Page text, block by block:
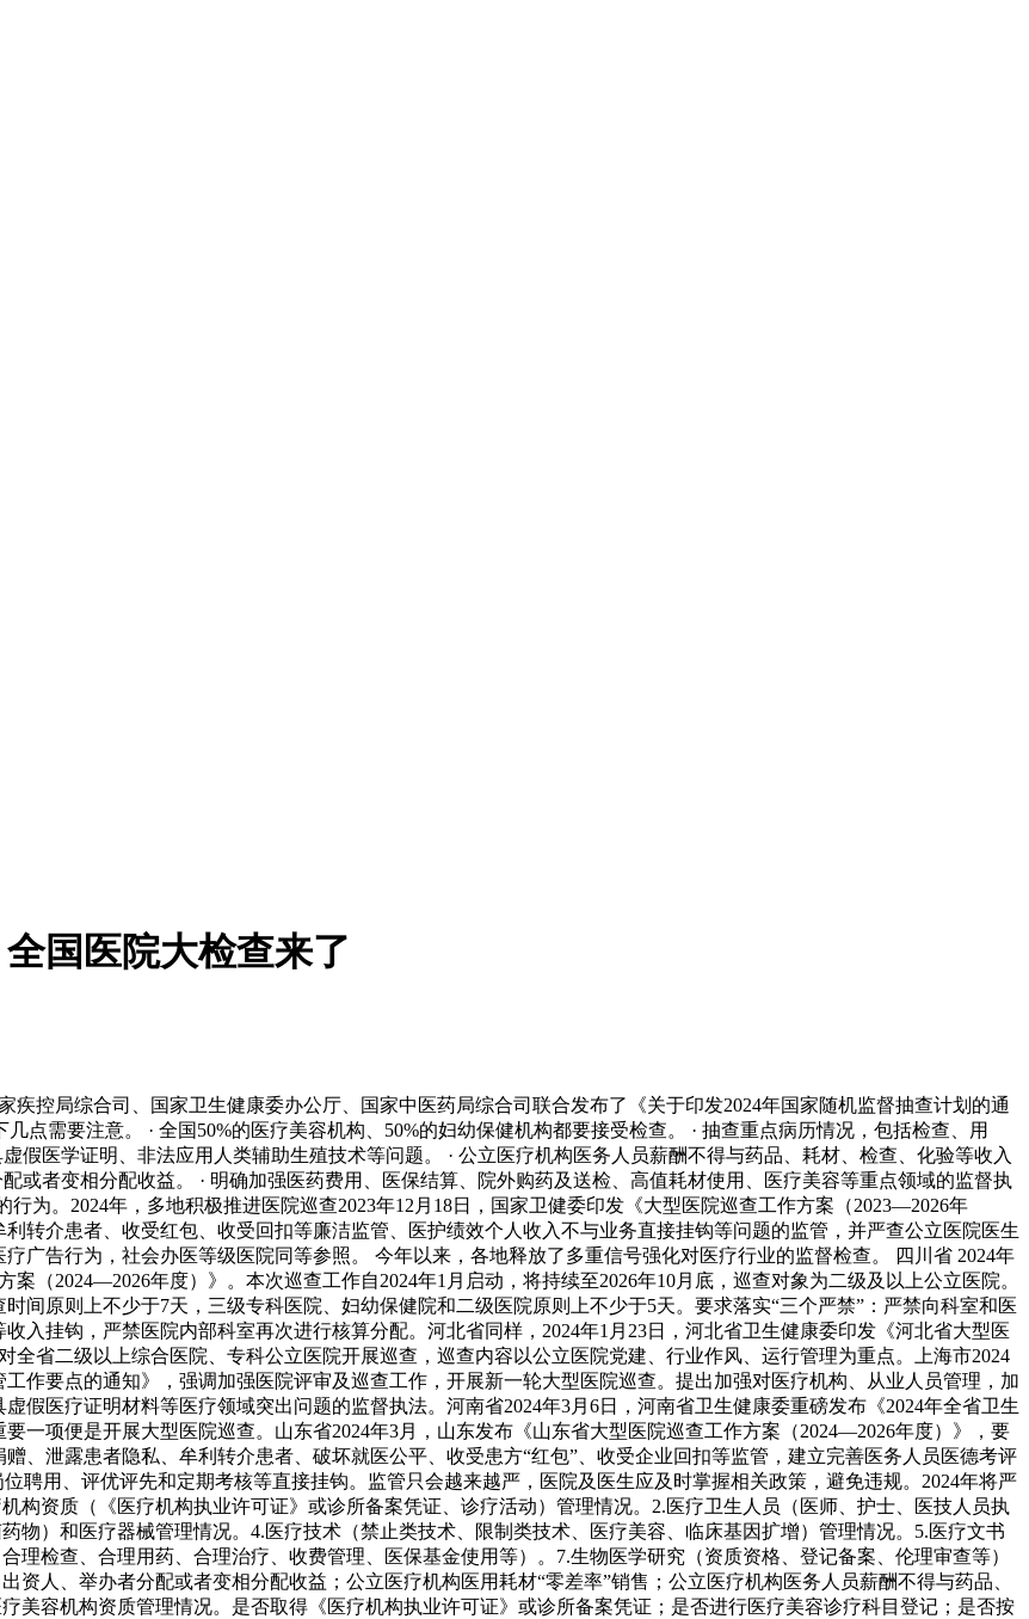
国医院大检查来了
疾控局综合司、国家卫生健康委办公厅、国家中医药局综合司联合发布了《关于印发2024年国家随机监督抽查计划的通
点需要注意。 · 全国50%的医疗美容机构、50%的妇幼保健机构都要接受检查。 · 抽查重点病历情况，包括检查、用
假医学证明、非法应用人类辅助生殖技术等问题。 · 公立医疗机构医务人员薪酬不得与药品、耗材、检查、化验等收入
或者变相分配收益。 · 明确加强医药费用、医保结算、院外购药及送检、高值耗材使用、医疗美容等重点领域的监督执
行为。2024年，多地积极推进医院巡查2023年12月18日，国家卫健委印发《大型医院巡查工作方案（2023—2026年
转介患者、收受红包、收受回扣等廉洁监管、医护绩效个人收入不与业务直接挂钩等问题的监管，并严查公立医院医生
广告行为，社会办医等级医院同等参照。 今年以来，各地释放了多重信号强化对医疗行业的监督检查。 四川省 2024年
（2024—2026年度）》。本次巡查工作自2024年1月启动，将持续至2026年10月底，巡查对象为二级及以上公立医院。
间原则上不少于7天，三级专科医院、妇幼保健院和二级医院原则上不少于5天。要求落实“三个严禁”：严禁向科室和医
入挂钩，严禁医院内部科室再次进行核算分配。河北省同样，2024年1月23日，河北省卫生健康委印发《河北省大型医
省二级以上综合医院、专科公立医院开展巡查，巡查内容以公立医院党建、行业作风、运行管理为重点。上海市2024
作要点的通知》，强调加强医院评审及巡查工作，开展新一轮大型医院巡查。提出加强对医疗机构、从业人员管理，加
假医疗证明材料等医疗领域突出问题的监督执法。河南省2024年3月6日，河南省卫生健康委重磅发布《2024年全省卫生
一项便是开展大型医院巡查。山东省2024年3月，山东发布《山东省大型医院巡查工作方案（2024—2026年度）》，要
、泄露患者隐私、牟利转介患者、破坏就医公平、收受患方“红包”、收受企业回扣等监管，建立完善医务人员医德考评
聘用、评优评先和定期考核等直接挂钩。监管只会越来越严，医院及医生应及时掌握相关政策，避免违规。2024年将严
构资质（《医疗机构执业许可证》或诊所备案凭证、诊疗活动）管理情况。2.医疗卫生人员（医师、护士、医技人员执
物）和医疗器械管理情况。4.医疗技术（禁止类技术、限制类技术、医疗美容、临床基因扩增）管理情况。5.医疗文书
理检查、合理用药、合理治疗、收费管理、医保基金使用等）。7.生物医学研究（资质资格、登记备案、伦理审查等）
人、举办者分配或者变相分配收益；公立医疗机构医用耗材“零差率”销售；公立医疗机构医务人员薪酬不得与药品、
美容机构资质管理情况。是否取得《医疗机构执业许可证》或诊所备案凭证；是否进行医疗美容诊疗科目登记；是否按